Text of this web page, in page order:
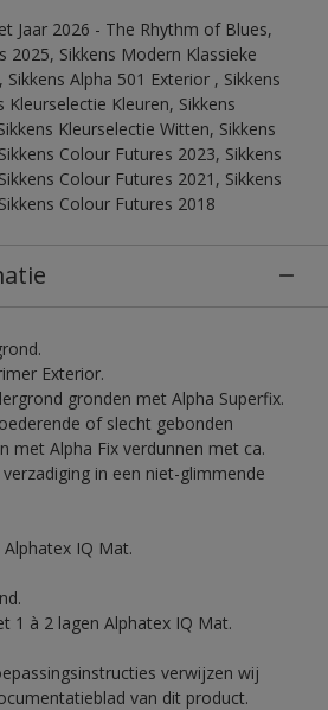
Jaar 2026 - The Rhythm of Blues,
2025, Sikkens Modern Klassieke
Sikkens Alpha 501 Exterior , Sikkens
Kleurselectie Kleuren, Sikkens
Kleurselectie Witten, Sikkens
Colour Futures 2023, Sikkens
Colour Futures 2021, Sikkens
Colour Futures 2018
Exterior.
gronden met Alpha Superfix.
of slecht gebonden
met Alpha Fix verdunnen met ca.
in een niet-glimmende
IQ Mat.
1 à 2 lagen Alphatex IQ Mat.
verwijzen wij
van dit product.